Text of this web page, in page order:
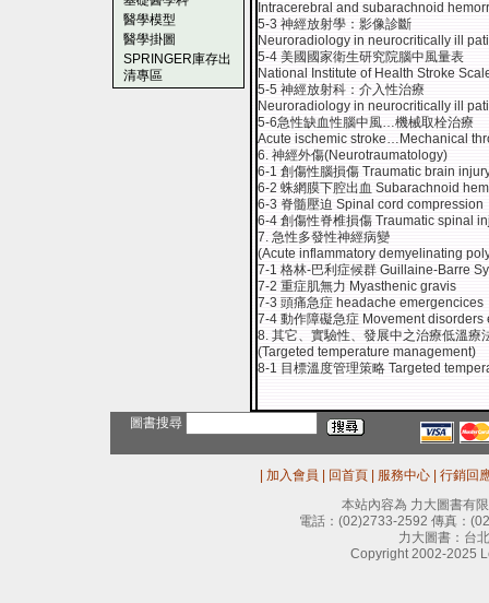
醫學模型
醫學掛圖
SPRINGER庫存出
清專區
Intracerebral and subarachnoid
5-3 神經放射學：影像診斷
Neuroradiology in neurocritically ill
5-4 美國國家衛生研究院腦中風量表
National Institute of Health Stroke
5-5 神經放射科：介入性治療
Neuroradiology in neurocritically ill
5-6急性缺血性腦中風…機械取栓治療
Acute ischemic stroke…Mechanical
6. 神經外傷(Neurotraumatology)
6-1 創傷性腦損傷 Traumatic brain
6-2 蛛網膜下腔出血 Subarachnoid
6-3 脊髓壓迫 Spinal cord compression
6-4 創傷性脊椎損傷 Traumatic spinal
7. 急性多發性神經病變
(Acute inflammatory demyelinating
7-1 格林-巴利症候群 Guillaine-Barre
7-2 重症肌無力 Myasthenic gravis
7-3 頭痛急症 headache emergencices
7-4 動作障礙急症 Movement disorders
8. 其它、實驗性、發展中之治療低溫療
(Targeted temperature management)
8-1 目標溫度管理策略 Targeted
圖書搜尋
加入會員 回首頁 服務中心
行銷回
本站內容為 力大圖書有
電話： (02)2733-2592 傳真：
力大圖書：台
Copyright 2002-2025